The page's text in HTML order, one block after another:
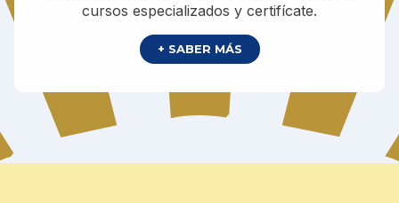
cursos especializados y certifícate.
+ SABER MÁS